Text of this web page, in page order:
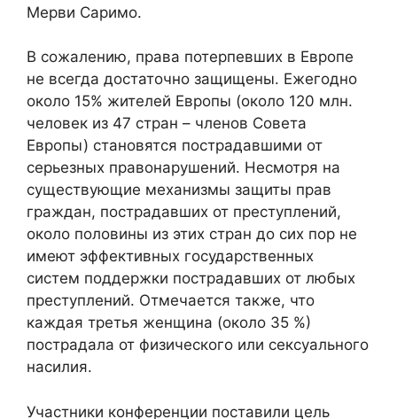
Мерви Саримо.
В сожалению, права потерпевших в Европе
не всегда достаточно защищены. Ежегодно
около 15% жителей Европы (около 120 млн.
человек из 47 стран – членов Совета
Европы) становятся пострадавшими от
серьезных правонарушений. Несмотря на
существующие механизмы защиты прав
граждан, пострадавших от преступлений,
около половины из этих стран до сих пор не
имеют эффективных государственных
систем поддержки пострадавших от любых
преступлений. Отмечается также, что
каждая третья женщина (около 35 %)
пострадала от физического или сексуального
насилия.
Участники конференции поставили цель